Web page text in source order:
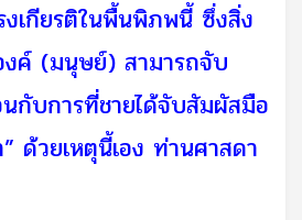
งเกียรติในพื้นพิภพนี้ ซึ่งสิ่ง
งค์ (มนุษย์) สามารถจับ
กับการที่ชายได้จับสัมผัสมือ
ด้วยเหตุนี้เอง ท่านศาสดา